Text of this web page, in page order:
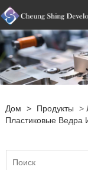
Дом > Продукты >
Пластиковые Ведра